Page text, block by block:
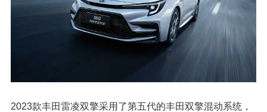
2023款丰田雷凌双擎采用了第五代的丰田双擎混动系统，